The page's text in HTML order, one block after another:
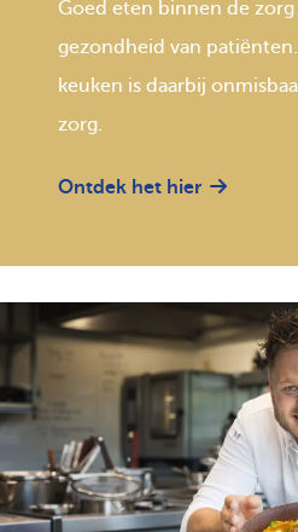
Goed eten binnen de zorg
gezondheid van
keuken is daarbij
zorg.
Ontdek het hier